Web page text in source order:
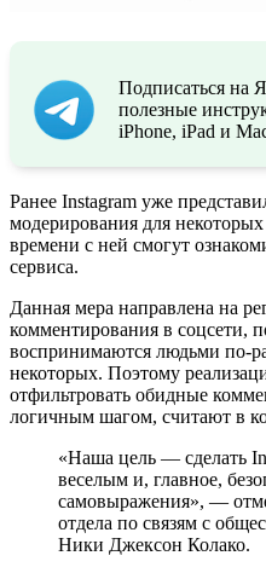
Подписаться на
полезные
iPhone, iPad и
Ранее Instagram уже
модерирования для
времени с ней смогут
сервиса.
Данная мера направлена на
комментирования в соцсети,
воспринимаются людьми по-
некоторых. Поэтому
отфильтровать обидные
логичным шагом, считают в
«Наша цель — сделать
веселым и, главное,
самовыражения», —
отдела по связям с
Ники Джексон Колако.